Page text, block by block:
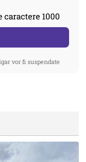
caractere 1000
vor fi suspendate